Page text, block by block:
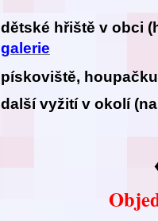
dětské hřiště v obci
galerie
pískoviště,
další vyžití v okolí